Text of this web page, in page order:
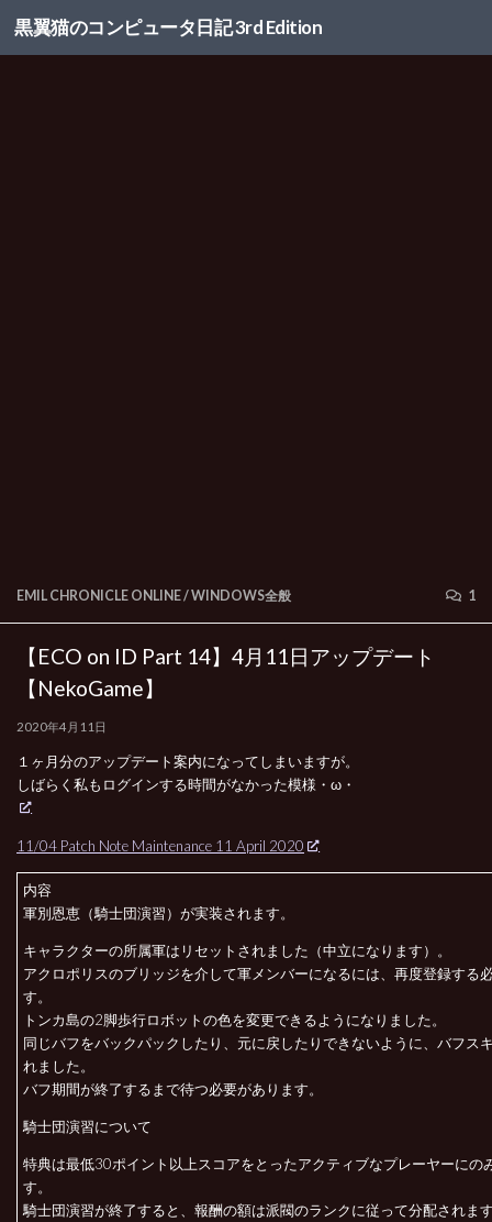
コンテンツへスキップ
黒翼猫のコンピュータ日記 3rd Edition
EMIL CHRONICLE ONLINE/WINDOWS全般 1
【ECO on ID Part 14】4月11日アップデート
【NekoGame】
2020年4月11日
１ヶ月分のアップデート案内になってしまいますが。
しばらく私もログインする時間がなかった模様・ω・
11/04 Patch Note Maintenance 11 April 2020
内容
軍別恩恵（騎士団演習）が実装されます。
キャラクターの所属軍はリセットされました（中立になります）。
アクロポリスのブリッジを介して軍メンバーになるには、再度登録する
す。
トンカ島の2脚歩行ロボットの色を変更できるようになりました。
同じバフをバックパックしたり、元に戻したりできないように、バフス
れました。
バフ期間が終了するまで待つ必要があります。
騎士団演習について
特典は最低30ポイント以上スコアをとったアクティブなプレーヤーにの
す。
騎士団演習が終了すると、報酬の額は派閥のランクに従って分配されま